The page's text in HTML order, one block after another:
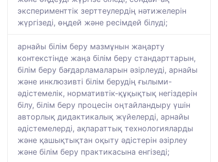
эксперименттік зерттеулердің нәтижелерін
жүргізеді, өңдей және ресімдей білуді;
арнайы білім беру мазмұнын жаңарту
контекстінде жаңа білім беру стандарттарын,
білім беру бағдарламаларын әзірлеуді, арнайы
және инклюзивті білім берудің ғылыми-
әдістемелік, нормативтік-құқықтық негіздерін
білу, білім беру процесін оңтайландыру үшін
авторлық дидактикалық жүйелерді, арнайы
әдістемелерді, ақпараттық технологияларды
және қашықтықтан оқыту әдістерін әзірлеу
және білім беру практикасына енгізеді;